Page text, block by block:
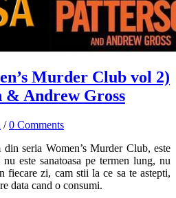
Murder Club vol 2)
& Andrew Gross
/0 Comments
seria Women’s Murder Club, este
este sanatoasa pe termen lung, nu
fiecare zi, cam stii la ce sa te astepti,
data cand o consumi.